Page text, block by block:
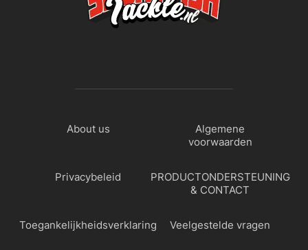
About us
Algemene
voorwaarden
Privacybeleid
PRODUCTONDERSTEUNING
& CONTACT
Toegankelijkheidsverklaring Veelgestelde vragen